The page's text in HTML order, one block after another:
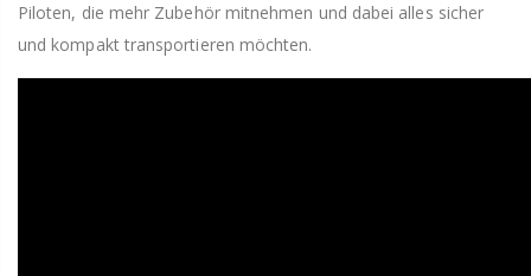
Piloten, die mehr Zubehör mitnehmen und dabei alles sicher
und kompakt transportieren möchten.